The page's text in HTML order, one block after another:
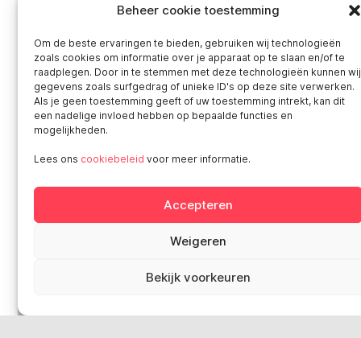
Beheer cookie toestemming
Om de beste ervaringen te bieden, gebruiken wij technologieën
zoals cookies om informatie over je apparaat op te slaan en/of te
raadplegen. Door in te stemmen met deze technologieën kunnen wij
gegevens zoals surfgedrag of unieke ID's op deze site verwerken.
Als je geen toestemming geeft of uw toestemming intrekt, kan dit
een nadelige invloed hebben op bepaalde functies en
mogelijkheden.
Lees ons cookiebeleid voor meer informatie.
Accepteren
Weigeren
Bekijk voorkeuren
Privacybeleid van Smart
‘Klokkenluiderswet’: doe een melding
Sociale media
Smart in Europa